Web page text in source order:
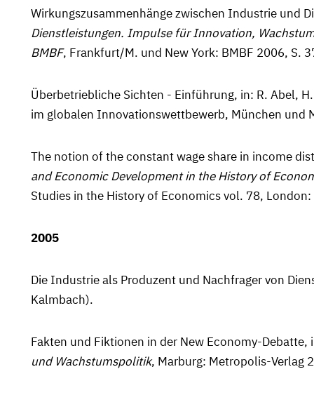
Wirkungszusammenhänge zwischen Industrie und
Dienstleistun­gen. Impulse für Innovation,
BMBF, Frankfurt/M. und New York: BMBF 2006, S.
Überbetriebliche Sichten - Einführung, in: R. Abel,
im globalen Innovationswettbewerb, München und
The notion of the constant wage share in income
and Economic Develop­ment in the History of
Studies in the History of Economics vol. 78,
2005
Die Industrie als Produzent und Nachfrager von
Kalmbach).
Fakten und Fiktionen in der New Economy-Debatte,
und Wachs­tumspolitik, Marburg: Metropolis-Verlag